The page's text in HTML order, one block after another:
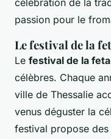
célébration de la
passion pour le
Le festival de la
Le festival de la feta
célèbres. Chaque
ville de Thessalie
venus déguster la
festival propose